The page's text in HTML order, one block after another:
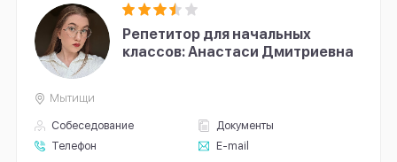
Репетитор для начальных
классов: Анастаси Дмитриевна
Собеседование
Документы
Телефон
E-mail
Мытищи